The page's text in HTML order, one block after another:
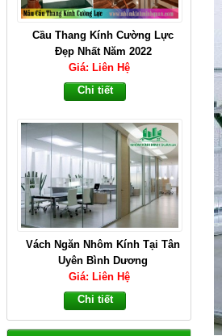
Vách Ngăn Nhôm Kính Tại Tân
Uyên Bình Dương
Giá: Liên Hệ
Chi tiết
Thi Công Cầu Thang Đẹp Hàng
Đầu Tại Bình Dương
Giá: Liên Hệ
Chi tiết